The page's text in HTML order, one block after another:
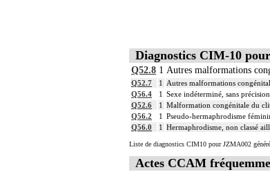
Diagnostics CIM-10
Q52.8 1 Autres malformations
Q52.7 1
Autres malformations
Q56.4
1 Sexe indéterminé, sans précision
Q52.6
1 Malformation congénitale du
Q56.2
1 Pseudo-hermaphrodisme
Q56.0
1 Hermaphrodisme, non classé
Liste de diagnostics CIM10 pour JZMA002
Actes CCAM